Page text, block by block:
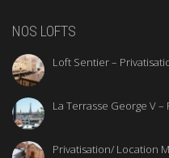
NOS LOFTS
Loft Sentier –
La Terrasse George V
Privatisation/ Location